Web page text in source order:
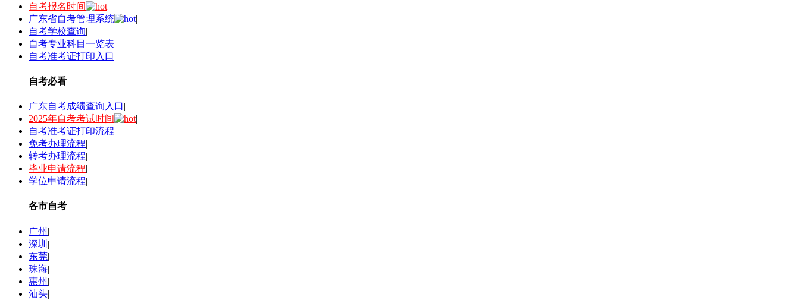
自考报名时间
|
广东省自考管理系统
|
自考学校查询|
自考专业科目一览表|
自考准考证打印入口
自考必看
广东自考成绩查询入口|
2025年自考考试时间
|
自考准考证打印流程|
免考办理流程|
转考办理流程|
毕业申请流程|
学位申请流程|
各市自考
广州 |
深圳 |
东莞|
珠海|
惠州 |
汕头|